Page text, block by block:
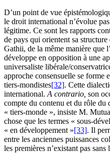
D’un point de vue
le droit international n’évolue
légitime. Ce sont les rapports
de pays qui orientent sa
Gathii, de la même manière que
développe en opposition à une
universaliste libérale/
approche consensuelle se forme
tiers-mondistes[32]. Cette
international. A contrario, son
compte du contenu et du rôle
« tiers-monde », insiste M.
chose que les termes « sous-
« en développement »[33]. Il
entre les anciennes puissances
les premières n’existant pas